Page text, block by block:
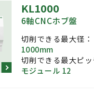
×奥行×高さ)
4180 mm
KL1000
6軸CNCホブ盤
切削できる最大径：
1000mm
切削できる最大ピッ
モジュール 12